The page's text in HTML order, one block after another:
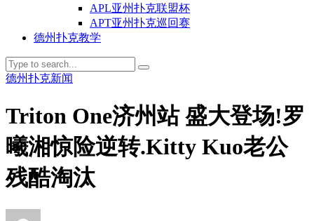
APL亚州扑克联盟杯
APT亚州扑克巡回赛
德州扑克教学
德州扑克新闻
Triton One济州站 盛大登场!罗
曦湘惊险逆转.Kitty Kuo老公
残酷淘汰